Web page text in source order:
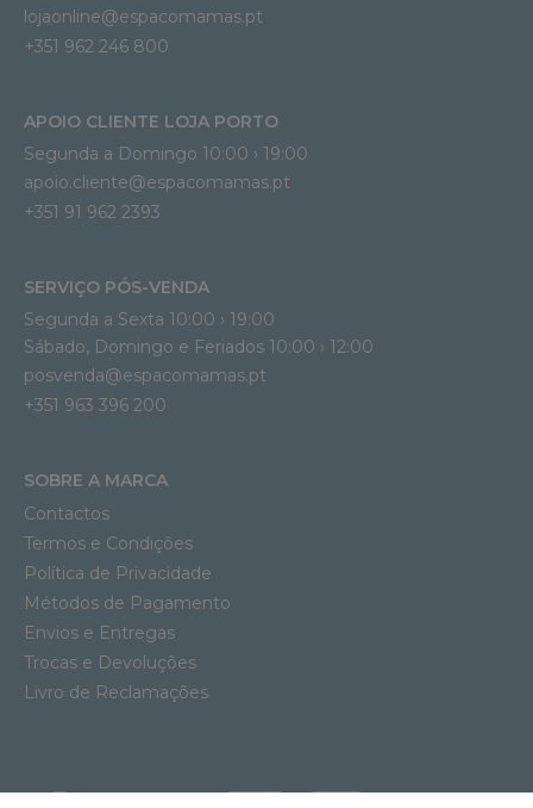
lojaonline@espacomamas.pt
+351 962 246 800
APOIO CLIENTE LOJA PORTO
Segunda a Domingo 10:00 › 19:00
apoio.cliente@espacomamas.pt
+351 91 962 2393
SERVIÇO PÓS-VENDA
Segunda a Sexta 10:00 › 19:00
Sábado, Domingo e Feriados 10:00 › 12:00
posvenda@espacomamas.pt
+351 963 396 200
SOBRE A MARCA
Contactos
Termos e Condições
Política de Privacidade
Métodos de Pagamento
Envios e Entregas
Trocas e Devoluções
Livro de Reclamações